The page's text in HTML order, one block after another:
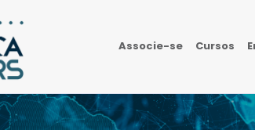
Associe-se Cursos